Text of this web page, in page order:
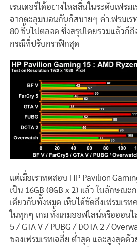
เรนเดอร์ได้อย่างไหลลื่นในระดับเฟรม
ฉากตะลุมบอนกันก็สบายๆ ค่าเฟรมเร
80 ขึ้นไปตลอด ซึ่งสรุปโดยรวมแล้วก็ถื
กรณีที่ปรับกราฟิกสุด
แต่เมื่อเราทดสอบ HP Pavilion
เป็น 16GB (8GB x 2) แล้ว ในลักษณ
เดียวกันทั้งหมด เห็นได้ชัดถึงเฟรมเร
ในทุกๆ เกม ทั้งเกมออฟไลน์หรือออนไ
5 / GTA V / PUBG / DOTA 2 /
ของเฟรมเรทเฉลี่ย ต่ำสุด และสูงสุดด้ว